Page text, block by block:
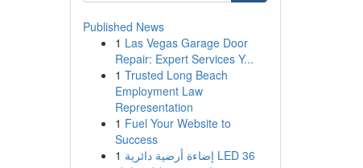
Published News
1 Las Vegas Garage Door
Repair: Expert Services Y...
1 Trusted Long Beach
Employment Law
Representation
1 Fuel Your Website to
Success
1 إضاءة أرضية دائرية LED 36